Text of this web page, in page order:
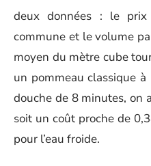
deux données : le
commune et le volume
moyen du mètre cube
un pommeau classique
douche de 8 minutes, on
soit un coût proche de
pour l’eau froide.